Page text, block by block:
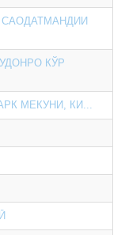
КЎР
МЕКУНИ, КИ...